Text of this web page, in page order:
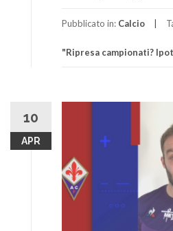
Pubblicato in: Calcio
"Ripresa campionati?
10
APR